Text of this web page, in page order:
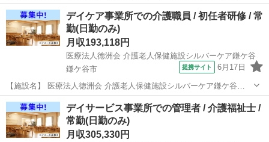
谷 【勤務地】 千葉県 鎌ケ谷市 【アクセス】 鎌ケ谷駅から徒歩20分
鎌ケ谷駅/馬込沢駅/鎌ケ谷大仏駅 【雇用形態】常勤(日勤のみ) 【募集
職種】...
千葉 鎌ケ谷市 介護士
デイケア事業所での介護職員 / 初任者研修 / 常
勤(日勤のみ)
月収193,118円
医療法人徳洲会 介護老人保健施設シルバーケア鎌ケ谷
鎌ケ谷市
提携サイト 6月17日
【施設名】 医療法人徳洲会 介護老人保健施設シルバーケア鎌ケ谷
【勤務地】 千葉県 鎌ケ谷市 【アクセス】 北初富駅から徒歩11分 北
初富駅/新鎌ケ谷駅/くぬぎ山駅 【雇用形態】常勤(日勤のみ) 【募集職
種】介護...
千葉 鎌ケ谷市 介護福祉士
デイサービス事業所での管理者 / 介護福祉士 /
常勤(日勤のみ)
月収305,330円